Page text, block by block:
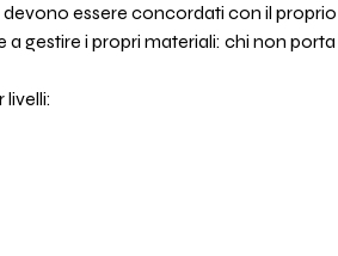
essere concordati con il
gestire i propri materiali: chi non